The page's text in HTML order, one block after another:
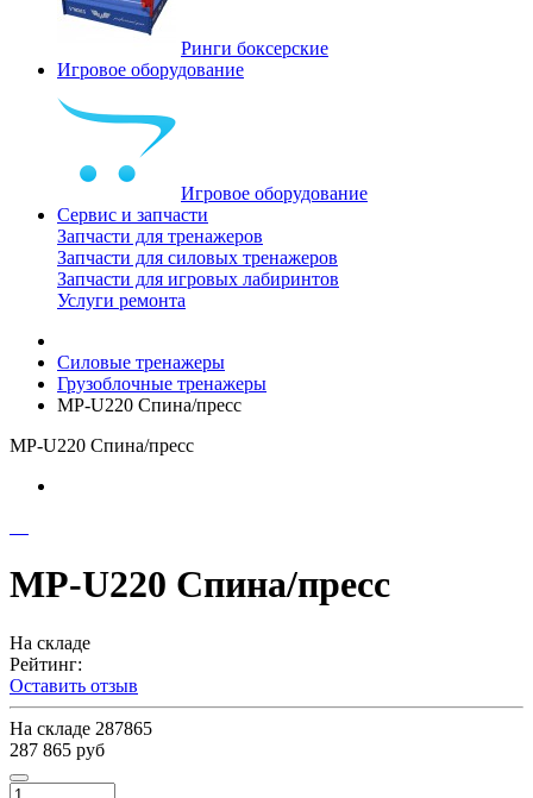
Ринги боксерские
Игровое оборудование
Игровое оборудование
Сервис и запчасти
Запчасти для тренажеров
Запчасти для силовых тренажеров
Запчасти для игровых лабиринтов
Услуги ремонта
Силовые тренажеры
Грузоблочные тренажеры
MP-U220 Спина/пресс
MP-U220 Спина/пресс
MP-U220 Спина/пресс
На складе
Рейтинг:
Оставить отзыв
На складе 287865
287 865 руб